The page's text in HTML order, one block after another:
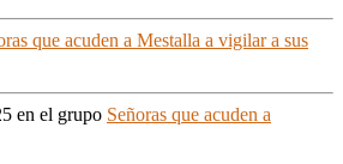
que acuden a Mestalla a vigilar a sus
en el grupo Señoras que acuden a